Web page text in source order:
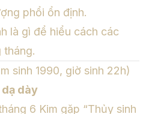
phổi ổn định.
là gì để hiểu cách các
sinh 1990, giờ sinh 22h)
dày
6 Kim gặp “Thủy sinh